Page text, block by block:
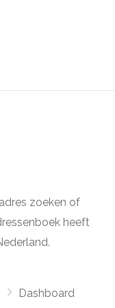
zoeken of
heeft
Dashboard